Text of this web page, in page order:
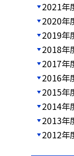
2021年
2020年
2019年
2018年
2017年
2016年
2015年
2014年
2013年
2012年